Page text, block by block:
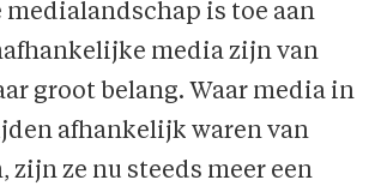
medialandschap is toe aan
media zijn van
groot belang. Waar media in
afhankelijk waren van
zijn ze nu steeds meer een